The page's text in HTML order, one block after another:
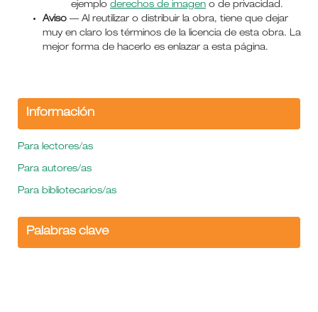
ejemplo derechos de imageno de privacidad.
Aviso— Al reutilizar o distribuir la obra, tiene que dejar
muy en claro los términos de la licencia de esta obra. La
mejor forma de hacerlo es enlazar a esta página.
Información
Para lectores/as
Para autores/as
Para bibliotecarios/as
Palabras clave